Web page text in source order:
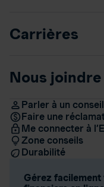
Carrières
Nous joindre
Parler à un
Faire une
Me connecter à
Zone conseils
Durabilité
Gérez